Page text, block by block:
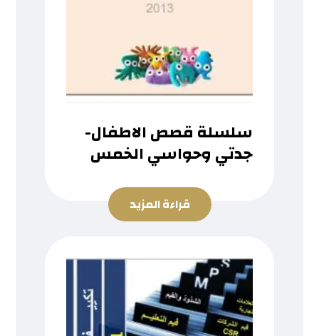
سلسلة قصص الاطفال-
جدتي وحواسي الخمس
قراءة المزيد